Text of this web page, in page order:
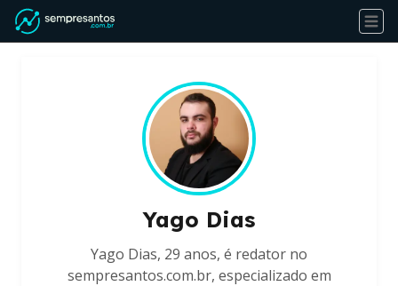
Yago Dias
Yago Dias, 29 anos, é redator no
sempresantos.com.br, especializado em